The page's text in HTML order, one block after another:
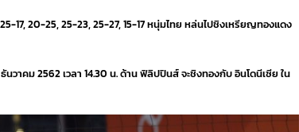
17, 20-25, 25-23, 25-27, 15-17 หนุ่มไทย หล่นไปชิงเหรียญทองแดง
วาคม 2562 เวลา 14.30 น. ด้าน ฟิลิปปินส์ จะชิงทองกับ อินโดนีเซีย ใน